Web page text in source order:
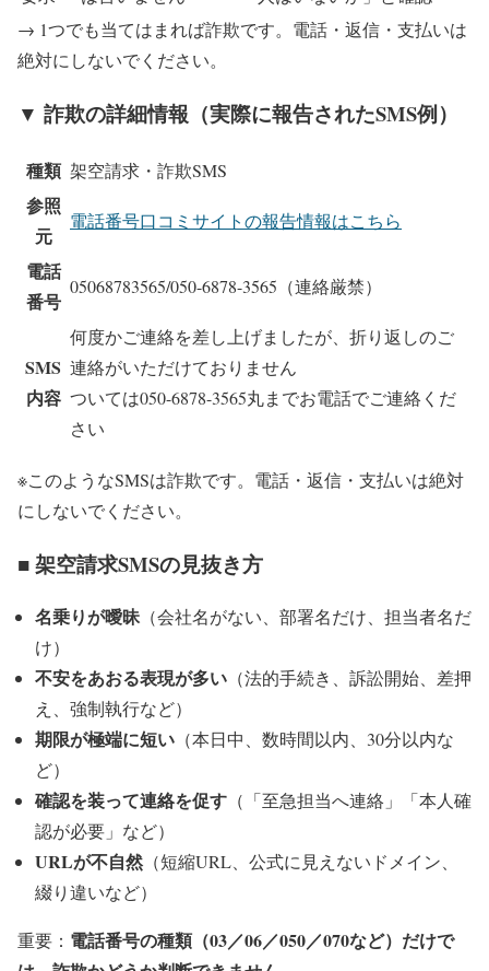
→ 1つでも当てはまれば詐欺です。電話・返信・支払いは
絶対にしないでください。
▼ 詐欺の詳細情報（実際に報告されたSMS例）
種類 架空請求・詐欺SMS
参照
元
電話番号口コミサイトの報告情報はこちら
電話
番号
05068783565/050-6878-3565 （連絡厳禁）
SMS
内容
何度かご連絡を差し上げましたが、折り返しのご
連絡がいただけておりません
ついては050-6878-3565丸までお電話でご連絡くだ
さい
※このようなSMSは詐欺です。電話・返信・支払いは絶対
にしないでください。
■ 架空請求SMSの見抜き方
名乗りが曖昧 （会社名がない、部署名だけ、担当者名だ
け）
不安をあおる表現が多い （法的手続き、訴訟開始、差押
え、強制執行など）
期限が極端に短い （本日中、数時間以内、30分以内な
ど）
確認を装って連絡を促す （「至急担当へ連絡」「本人確
認が必要」など）
URLが不自然 （短縮URL、公式に見えないドメイン、
綴り違いなど）
重要： 電話番号の種類（03／06／050／070など）だけで